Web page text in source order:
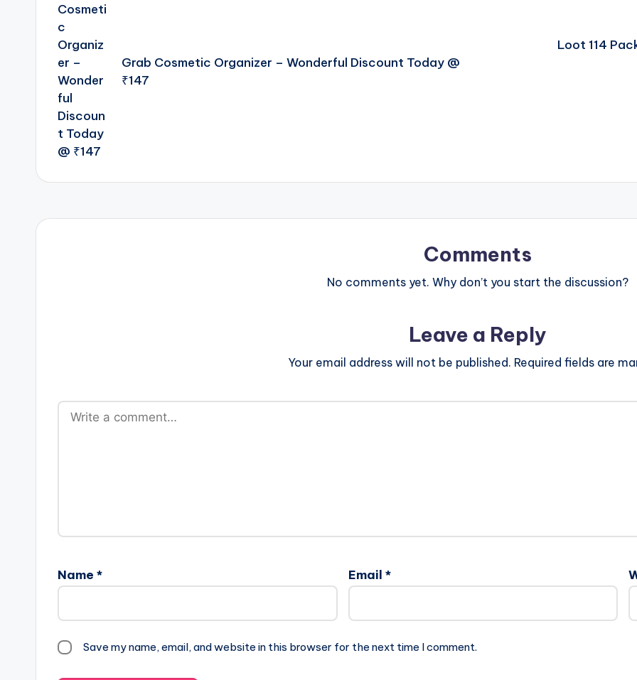
Grab Cosmetic Organizer – Wonderful Discount Today @
₹147
Loot 114
Comments
No comments yet. Why don’t you start the discussion?
Leave a Reply
Your email address will not be published. Required fields are
Name * Email *
Save my name, email, and website in this browser for the next time I comment.